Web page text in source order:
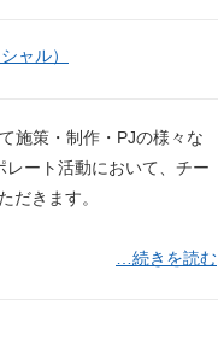
ャル）
施策・制作・PJの様々な
ート活動において、チー
だきます。
…続きを読む